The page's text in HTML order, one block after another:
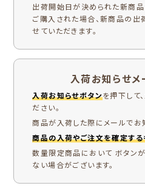
出荷開始日が決められた新商
ご購入された場合、新商品の
せていただきます。
入荷お知らせメ
入荷お知らせボタンを押下して
ださい。
商品が入荷した際にメールでお
商品の入荷やご注文を確定する
数量限定商品において ボタン
ない場合がございます。